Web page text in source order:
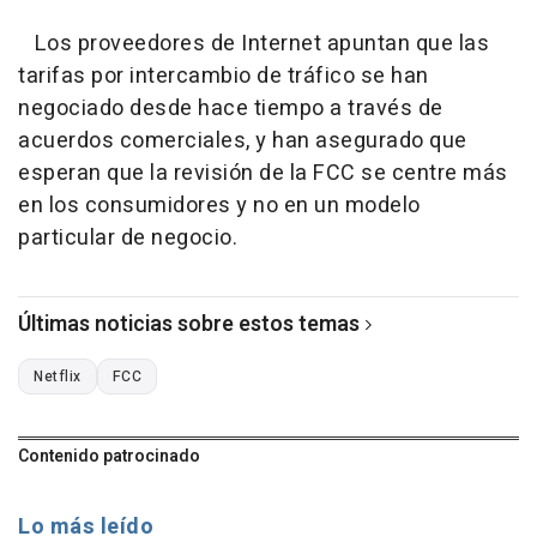
Los proveedores de Internet apuntan que las
tarifas por intercambio de tráfico se han
negociado desde hace tiempo a través de
acuerdos comerciales, y han asegurado que
esperan que la revisión de la FCC se centre más
en los consumidores y no en un modelo
particular de negocio.
Últimas noticias sobre estos temas
Netflix FCC
Contenido patrocinado
Lo más leído